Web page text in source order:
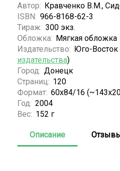
Автор: Кравченко В.М.,
ISBN: 966-8168-62-3
Тираж: 300 экз.
Обложка: Мягкая обложка
Издательство: Юго-Восток
издательства)
Город: Донецк
Страниц: 120
Формат: 60x84/16
Год: 2004
Вес: 152 г
Описание